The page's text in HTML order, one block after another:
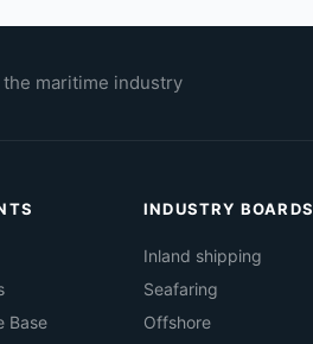
maritime industry
Base
INDUSTRY BOARDS
Inland shipping
Seafaring
Offshore